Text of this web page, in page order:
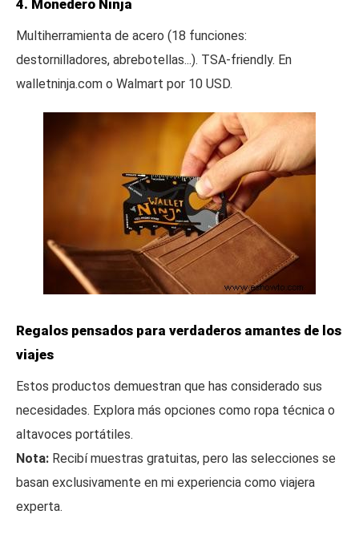
4. Monedero Ninja
Multiherramienta de acero (18 funciones:
destornilladores, abrebotellas...). TSA-friendly. En
walletninja.com o Walmart por 10 USD.
Regalos pensados para verdaderos amantes de los
viajes
Estos productos demuestran que has considerado sus
necesidades. Explora más opciones como ropa técnica o
altavoces portátiles.
Nota: Recibí muestras gratuitas, pero las selecciones se
basan exclusivamente en mi experiencia como viajera
experta.